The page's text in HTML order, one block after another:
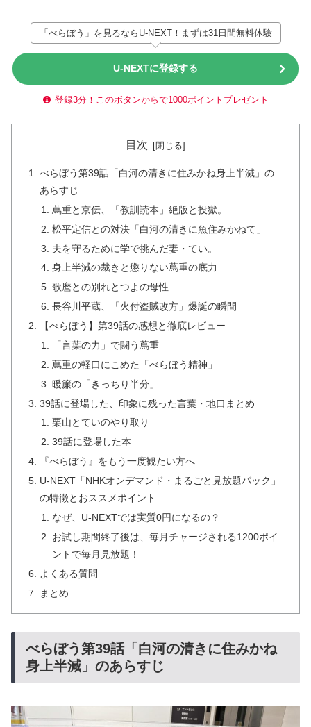
「べらぼう」を見るならU-NEXT！まずは31日間無料体験
U-NEXTに登録する
登録3分！このボタンからで1000ポイントプレゼント
目次
べらぼう第39話「白河の清きに住みかね身上半減」の
あらすじ
蔦重と京伝、「教訓読本」絶版と投獄。
松平定信との対決「白河の清きに魚住みかねて」
夫を守るために学で挑んだ妻・てい。
身上半減の裁きと懲りない蔦重の底力
歌麿との別れとつよの母性
長谷川平蔵、「火付盗賊改方」爆誕の瞬間
【べらぼう】第39話の感想と徹底レビュー
「言葉の力」で闘う蔦重
蔦重の軽口にこめた「べらぼう精神」
暖簾の「きっちり半分」
39話に登場した、印象に残った言葉・地口まとめ
栗山とていのやり取り
39話に登場した本
『べらぼう』をもう一度観たい方へ
U-NEXT「NHKオンデマンド・まるごと見放題パック」
の特徴とおススメポイント
なぜ、U-NEXTでは実質0円になるの？
お試し期間終了後は、毎月チャージされる1200ポイ
ントで毎月見放題！
よくある質問
まとめ
べらぼう第39話「白河の清きに住みかね
身上半減」のあらすじ